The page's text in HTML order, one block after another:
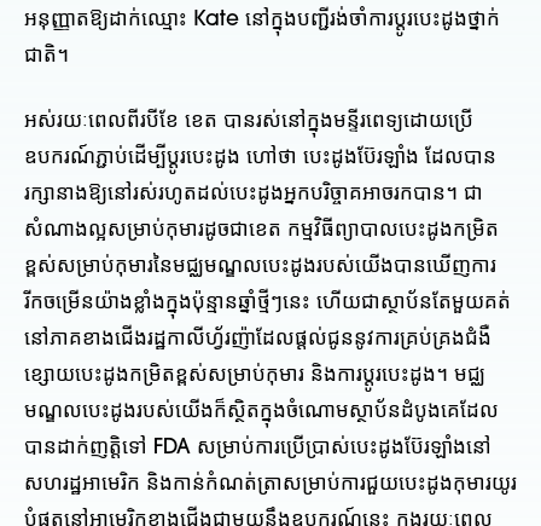
អនុញ្ញាតឱ្យដាក់ឈ្មោះ Kate នៅក្នុងបញ្ជីរង់ចាំការប្តូរបេះដូងថ្នាក់
ជាតិ។
អស់រយៈពេលពីរបីខែ ខេត បានរស់នៅក្នុងមន្ទីរពេទ្យដោយប្រើ
ឧបករណ៍ភ្ជាប់ដើម្បីប្តូរបេះដូង ហៅថា បេះដូងប៊ែរឡាំង ដែលបាន
រក្សានាងឱ្យនៅរស់រហូតដល់បេះដូងអ្នកបរិច្ចាគអាចរកបាន។ ជា
សំណាងល្អសម្រាប់កុមារដូចជាខេត កម្មវិធីព្យាបាលបេះដូងកម្រិត
ខ្ពស់សម្រាប់កុមារនៃមជ្ឈមណ្ឌលបេះដូងរបស់យើងបានឃើញការ
រីកចម្រើនយ៉ាងខ្លាំងក្នុងប៉ុន្មានឆ្នាំថ្មីៗនេះ ហើយជាស្ថាប័នតែមួយគត់
នៅភាគខាងជើងរដ្ឋកាលីហ្វ័រញ៉ាដែលផ្តល់ជូននូវការគ្រប់គ្រងជំងឺ
ខ្សោយបេះដូងកម្រិតខ្ពស់សម្រាប់កុមារ និងការប្តូរបេះដូង។ មជ្ឈ
មណ្ឌលបេះដូងរបស់យើងក៏ស្ថិតក្នុងចំណោមស្ថាប័នដំបូងគេដែល
បានដាក់ញត្តិទៅ FDA សម្រាប់ការប្រើប្រាស់បេះដូងប៊ែរឡាំងនៅ
សហរដ្ឋអាមេរិក និងកាន់កំណត់ត្រាសម្រាប់ការជួយបេះដូងកុមារយូរ
បំផុតនៅអាមេរិកខាងជើងជាមួយនឹងឧបករណ៍នេះ ក្នុងរយៈពេល